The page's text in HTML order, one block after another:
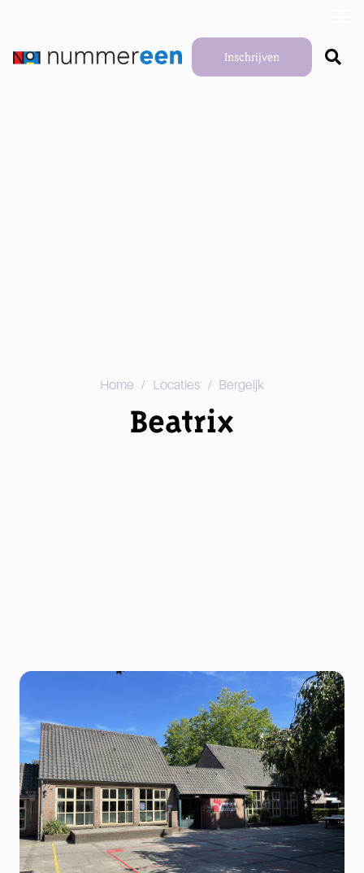
Inschrijven
Home / Locaties / Bergeijk
Beatrix